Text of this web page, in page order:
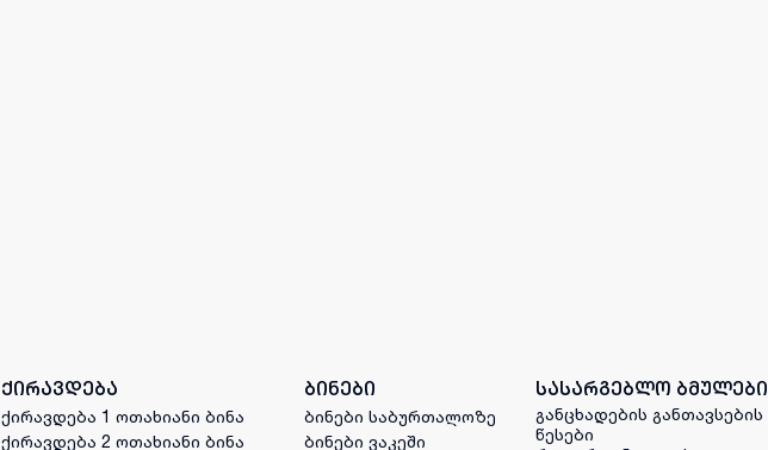
ქირავდება
ქირავდება 1 ოთახიანი ბინა
ქირავდება 2 ოთახიანი ბინა
ბინები
ბინები საბურთალოზე
ბინები ვაკეში
სასარგებლო ბმულები
განცხადების განთავსების
წესები